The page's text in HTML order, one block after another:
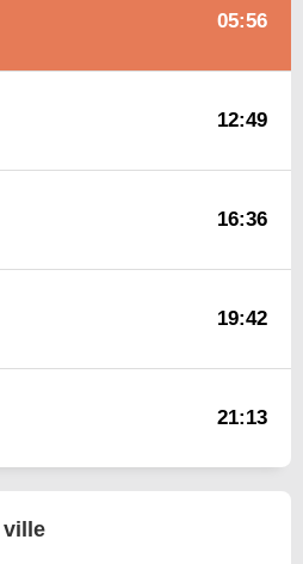
05:56
12:49
16:36
19:42
21:13
ville